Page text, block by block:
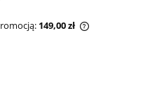
149,00 zł